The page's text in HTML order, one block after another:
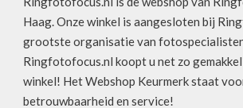
Haag. Onze winkel is aangesloten bij
grootste organisatie van
Ringfotofocus.nl koopt u net zo
winkel! Het Webshop Keurmerk staat
betrouwbaarheid en service!